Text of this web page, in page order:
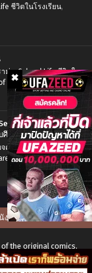
ชีวิตในโรงเรียน,
าม่า,School Life ชีวิตใน
Life รั้วโรงเรียน,
Battle for the
ศึกชิงราชสมบัติ
จญภัย ,Drama ดราม่า,
ฮาเร็ม,Manga มังงะ
งโป๊
the original comics,
and story lines.
available in your city.